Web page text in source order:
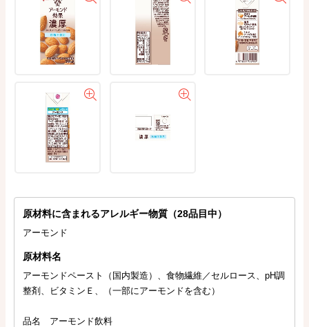
原材料に含まれるアレルギー物質（28品目中）
アーモンド
原材料名
アーモンドペースト（国内製造）、食物繊維／セルロース、pH調
整剤、ビタミンＥ、（一部にアーモンドを含む）
品名 アーモンド飲料